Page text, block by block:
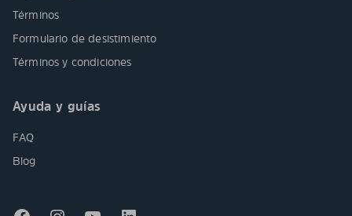
Términos
Formulario de desistimiento
Términos y condiciones
Ayuda y guías
FAQ
Blog